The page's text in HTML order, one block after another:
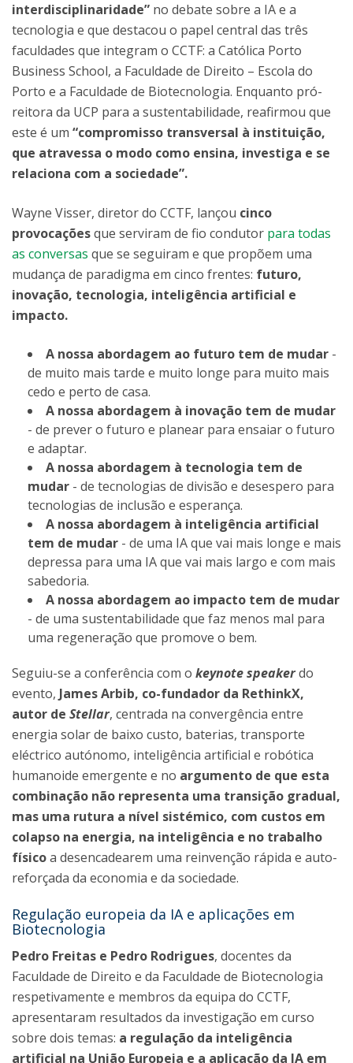
interdisciplinaridade” no debate sobre a IA e a
tecnologia e que destacou o papel central das três
faculdades que integram o CCTF: a Católica Porto
Business School, a Faculdade de Direito – Escola do
Porto e a Faculdade de Biotecnologia. Enquanto pró-
reitora da UCP para a sustentabilidade, reafirmou que
este é um “compromisso transversal à instituição,
que atravessa o modo como ensina, investiga e se
relaciona com a sociedade”.
Wayne Visser, diretor do CCTF, lançou cinco
provocaçõesque serviram de fio condutor para todas
as conversas que se seguiram e que propõem uma
mudança de paradigma em cinco frentes: futuro,
inovação, tecnologia, inteligência artificial e
impacto.
A nossa abordagem ao futuro tem de mudar -
de muito mais tarde e muito longe para muito mais
cedo e perto de casa.
A nossa abordagem à inovação tem de mudar
- de prever o futuro e planear para ensaiar o futuro
e adaptar.
A nossa abordagem à tecnologia tem de
mudar - de tecnologias de divisão e desespero para
tecnologias de inclusão e esperança.
A nossa abordagem à inteligência artificial
tem de mudar - de uma IA que vai mais longe e mais
depressa para uma IA que vai mais largo e com mais
sabedoria.
A nossa abordagem ao impacto tem de mudar
- de uma sustentabilidade que faz menos mal para
uma regeneração que promove o bem.
Seguiu-se a conferência com o keynote speakerdo
evento, James Arbib, co-fundador da RethinkX,
autor de Stellar, centrada na convergência entre
energia solar de baixo custo, baterias, transporte
eléctrico autónomo, inteligência artificial e robótica
humanoide emergente e no argumento de que esta
combinação não representa uma transição gradual,
mas uma rutura a nível sistémico, com custos em
colapso na energia, na inteligência e no trabalho
físicoa desencadearem uma reinvenção rápida e auto-
reforçada da economia e da sociedade.
Regulação europeia da IA e aplicações em
Biotecnologia
Pedro Freitas e Pedro Rodrigues, docentes da
Faculdade de Direito e da Faculdade de Biotecnologia
respetivamente e membros da equipa do CCTF,
apresentaram resultados da investigação em curso
sobre dois temas: a regulação da inteligência
artificial na União Europeia e a aplicação da IA em